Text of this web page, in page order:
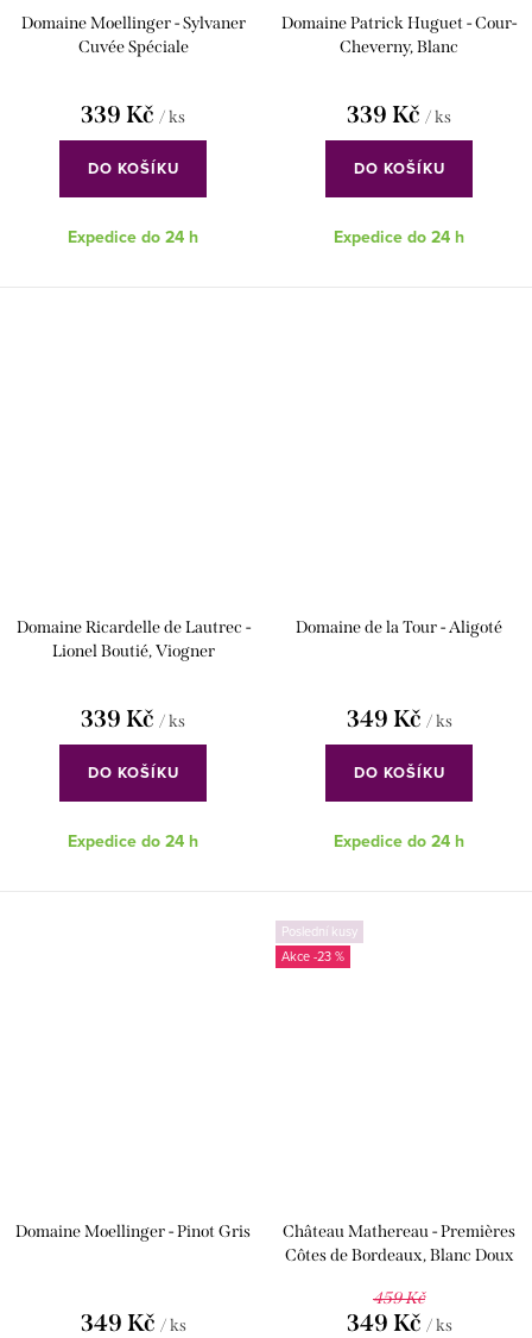
Domaine Moellinger - Sylvaner
Cuvée Spéciale
339 Kč / ks
DO KOŠÍKU
Expedice do 24 h
Domaine Patrick Huguet - Cour-
Cheverny, Blanc
339 Kč / ks
DO KOŠÍKU
Expedice do 24 h
Domaine Ricardelle de Lautrec -
Lionel Boutié, Viogner
339 Kč / ks
DO KOŠÍKU
Expedice do 24 h
Domaine de la Tour - Aligoté
349 Kč / ks
DO KOŠÍKU
Expedice do 24 h
Domaine Moellinger - Pinot Gris
349 Kč / ks
Poslední kusy
-23 %
Château Mathereau - Premières
Côtes de Bordeaux, Blanc Doux
459 Kč
349 Kč / ks